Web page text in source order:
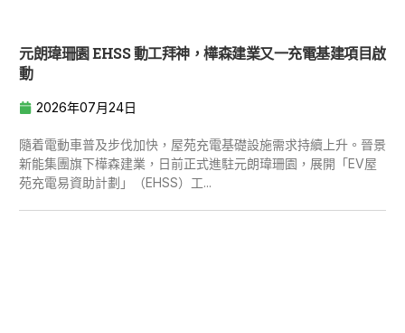
元朗瑋珊園 EHSS 動工拜神，樺森建業又一充電基建項目啟
動
2026年07月24日
隨着電動車普及步伐加快，屋苑充電基礎設施需求持續上升。晉景
新能集團旗下樺森建業，日前正式進駐元朗瑋珊園，展開「EV屋
苑充電易資助計劃」（EHSS）工...